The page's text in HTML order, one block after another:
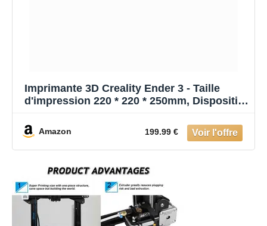
Imprimante 3D Creality Ender 3 - Taille
d'impression 220 * 220 * 250mm, Dispositif
Reprenez, Assemblage DIY pour Enfants
Étudiants et Makers
Amazon 199.99 €